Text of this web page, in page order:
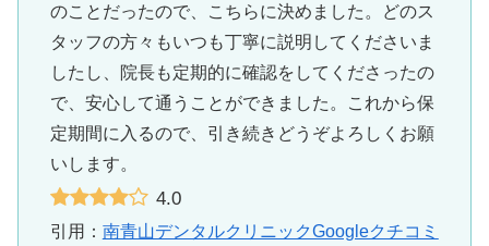
のことだったので、こちらに決めました。どのス
タッフの方々もいつも丁寧に説明してくださいま
したし、院長も定期的に確認をしてくださったの
で、安心して通うことができました。これから保
定期間に入るので、引き続きどうぞよろしくお願
いします。
4.0
引用： 南青山デンタルクリニックGoogleクチコミ